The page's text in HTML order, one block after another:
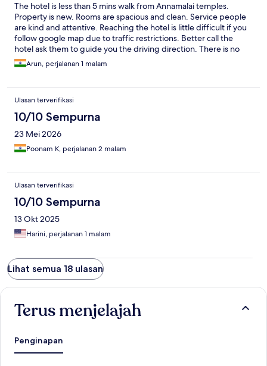
The hotel is less than 5 mins walk from Annamalai temples.
Property is new. Rooms are spacious and clean. Service people
are kind and attentive. Reaching the hotel is little difficult if you
follow google map due to traffic restrictions. Better call the
hotel ask them to guide you the driving direction. There is no
inhouse restaurants. Room service will get us food from outside.
The complimentary minitiffin is good. There is no dental kit and
Arun, perjalanan 1 malam
Ulasan terverifikasi
10/10 Sempurna
23 Mei 2026
Poonam K, perjalanan 2 malam
Ulasan terverifikasi
10/10 Sempurna
13 Okt 2025
Harini, perjalanan 1 malam
Lihat semua 18 ulasan
Terus menjelajah
Penginapan